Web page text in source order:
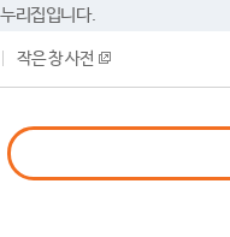
리집입니다.
작은 창 사전